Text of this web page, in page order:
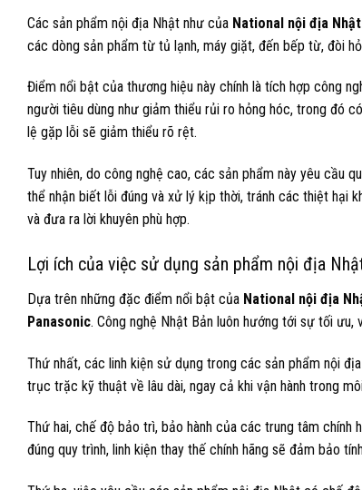
Các sản phẩm nội địa Nhật như của National nội địa Nhật
các dòng sản phẩm từ tủ lạnh, máy giặt, đến bếp từ, đòi
Điểm nổi bật của thương hiệu này chính là tích hợp công
người tiêu dùng như giảm thiểu rủi ro hỏng hóc, trong đó
lệ gặp lỗi sẽ giảm thiểu rõ rệt.
Tuy nhiên, do công nghệ cao, các sản phẩm này yêu cầu
thể nhận biết lỗi đúng và xử lý kịp thời, tránh các thiệt hại
và đưa ra lời khuyên phù hợp.
Lợi ích của việc sử dụng sản phẩm nội địa
Dựa trên những đặc điểm nổi bật của National nội địa
Panasonic. Công nghệ Nhật Bản luôn hướng tới sự tối ưu,
Thứ nhất, các linh kiện sử dụng trong các sản phẩm nội
trục trặc kỹ thuật về lâu dài, ngay cả khi vận hành trong
Thứ hai, chế độ bảo trì, bảo hành của các trung tâm
đúng quy trình, linh kiện thay thế chính hãng sẽ đảm bảo